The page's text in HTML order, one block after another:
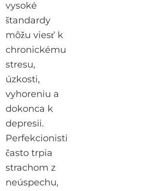
vysoké
štandardy
môžu viesť k
chronickému
stresu,
úzkosti,
vyhoreniu a
dokonca k
depresii.
Perfekcionisti
často trpia
strachom z
neúspechu,